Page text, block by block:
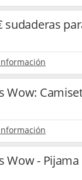
sudaderas
Wow:
Wow -